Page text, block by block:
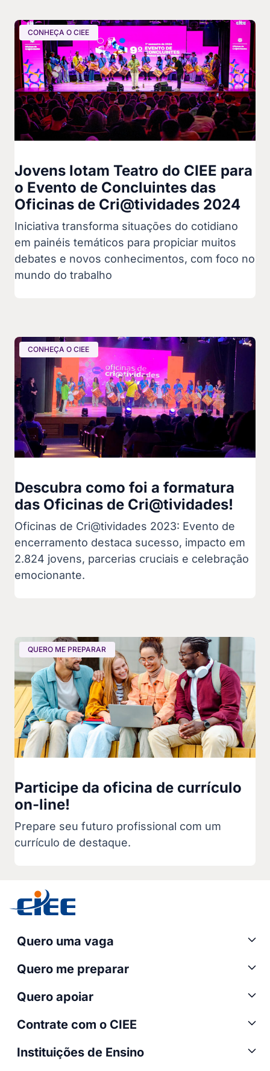
CONHEÇA O CIEE
Jovens lotam Teatro do CIEE para
o Evento de Concluintes das
Oficinas de Cri@tividades 2024
Iniciativa transforma situações do cotidiano
em painéis temáticos para propiciar muitos
debates e novos conhecimentos, com foco no
mundo do trabalho
CONHEÇA O CIEE
Descubra como foi a formatura
das Oficinas de Cri@tividades!
Oficinas de Cri@tividades 2023: Evento de
encerramento destaca sucesso, impacto em
2.824 jovens, parcerias cruciais e celebração
emocionante.
QUERO ME PREPARAR
Participe da oficina de currículo
on-line!
Prepare seu futuro profissional com um
currículo de destaque.
Quero uma vaga
Quero me preparar
Quero apoiar
Contrate com o CIEE
Instituições de Ensino